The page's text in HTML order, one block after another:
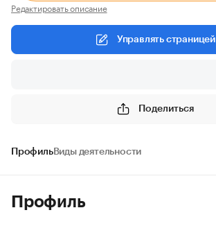
Редактировать описание
Управлять страницей
Поделиться
ПрофильВиды деятельности
Профиль